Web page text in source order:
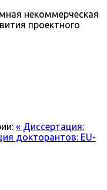
некоммерческая
проектного
« Диссертация:
докторантов: EU-